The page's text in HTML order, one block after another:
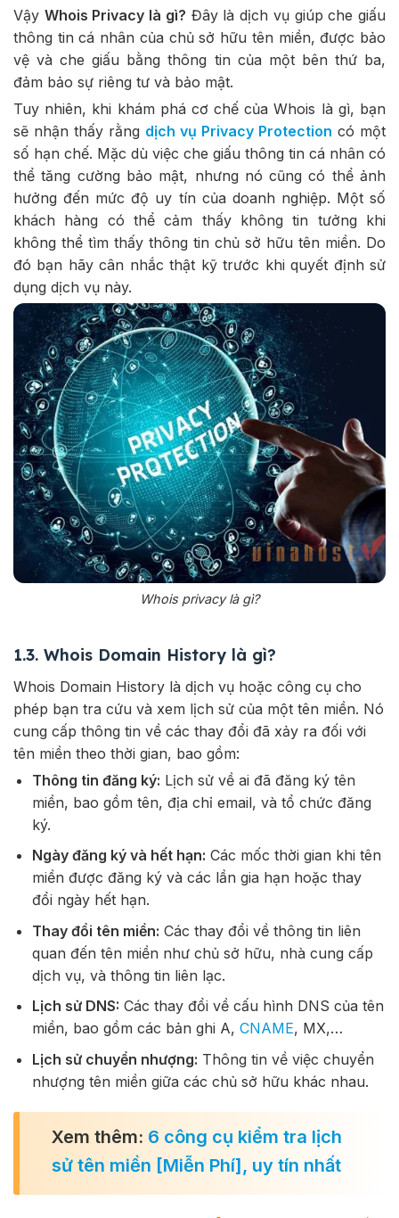
Vậy Whois Privacy là gì? Đây là dịch vụ giúp che giấu
thông tin cá nhân của chủ sở hữu tên miền, được bảo
vệ và che giấu bằng thông tin của một bên thứ ba,
đảm bảo sự riêng tư và bảo mật.
Tuy nhiên, khi khám phá cơ chế của Whois là gì, bạn
sẽ nhận thấy rằng dịch vụ Privacy Protection có một
số hạn chế. Mặc dù việc che giấu thông tin cá nhân có
thể tăng cường bảo mật, nhưng nó cũng có thể ảnh
hưởng đến mức độ uy tín của doanh nghiệp. Một số
khách hàng có thể cảm thấy không tin tưởng khi
không thể tìm thấy thông tin chủ sở hữu tên miền. Do
đó bạn hãy cân nhắc thật kỹ trước khi quyết định sử
dụng dịch vụ này.
Whois privacy là gì?
1.3. Whois Domain History là gì?
Whois Domain History là dịch vụ hoặc công cụ cho
phép bạn tra cứu và xem lịch sử của một tên miền. Nó
cung cấp thông tin về các thay đổi đã xảy ra đối với
tên miền theo thời gian, bao gồm:
Thông tin đăng ký: Lịch sử về ai đã đăng ký tên
miền, bao gồm tên, địa chỉ email, và tổ chức đăng
ký.
Ngày đăng ký và hết hạn: Các mốc thời gian khi tên
miền được đăng ký và các lần gia hạn hoặc thay
đổi ngày hết hạn.
Thay đổi tên miền: Các thay đổi về thông tin liên
quan đến tên miền như chủ sở hữu, nhà cung cấp
dịch vụ, và thông tin liên lạc.
Lịch sử DNS: Các thay đổi về cấu hình DNS của tên
miền, bao gồm các bản ghi A, CNAME, MX,…
Lịch sử chuyển nhượng: Thông tin về việc chuyển
nhượng tên miền giữa các chủ sở hữu khác nhau.
Xem thêm: 6 công cụ kiểm tra lịch
sử tên miền [Miễn Phí], uy tín nhất